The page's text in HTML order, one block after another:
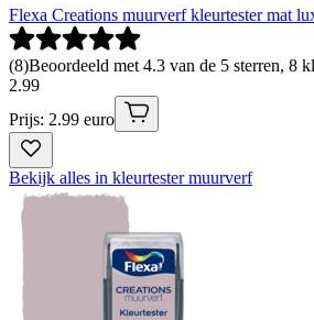
Flexa Creations muurverf kleurtester mat
(8)Beoordeeld met 4.3 van de 5 sterren, 8
2.99
Prijs: 2.99 euro
Bekijk alles in kleurtester muurverf